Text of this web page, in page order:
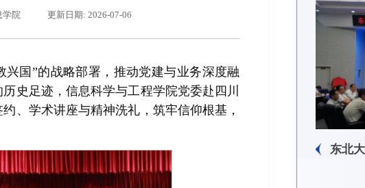
学院 更新日期: 2026-07-06
国”的战略部署，推动党建与业务深度融
史足迹，信息科学与工程学院党委赴四川
、学术讲座与精神洗礼，筑牢信仰根基，
全体师生回信